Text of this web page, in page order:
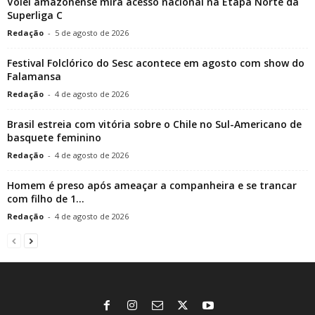
Superliga C
Redação - 5 de agosto de 2026
Festival Folclórico do Sesc acontece em agosto com show do
Falamansa
Redação - 4 de agosto de 2026
Brasil estreia com vitória sobre o Chile no Sul-Americano de
basquete feminino
Redação - 4 de agosto de 2026
Homem é preso após ameaçar a companheira e se trancar
com filho de 1...
Redação - 4 de agosto de 2026